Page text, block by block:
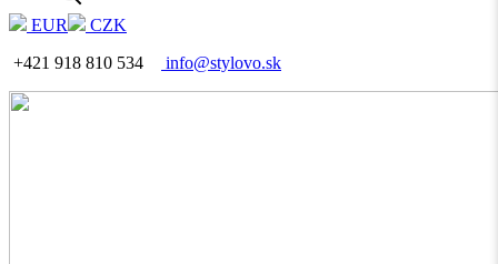
EUR
CZK
+421 918 810 534
info@stylovo.sk